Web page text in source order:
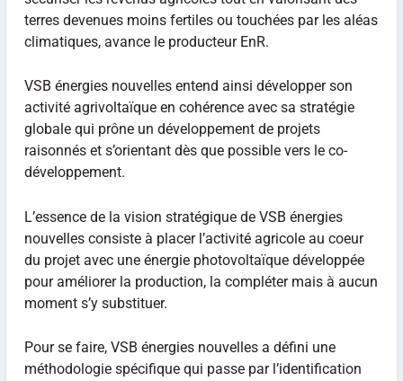
terres devenues moins fertiles ou touchées par les aléas
climatiques, avance le producteur EnR.
VSB énergies nouvelles entend ainsi développer son
activité agrivoltaïque en cohérence avec sa stratégie
globale qui prône un développement de projets
raisonnés et s’orientant dès que possible vers le co-
développement.
L’essence de la vision stratégique de VSB énergies
nouvelles consiste à placer l’activité agricole au coeur
du projet avec une énergie photovoltaïque développée
pour améliorer la production, la compléter mais à aucun
moment s’y substituer.
Pour se faire, VSB énergies nouvelles a défini une
méthodologie spécifique qui passe par l’identification